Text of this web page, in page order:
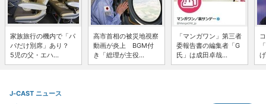
家族旅行の機内で「パ
パだけ別席」あり？
5児の父・エハ...
高市首相の被災地視察
動画が炎上 BGM付
き「総理が主役...
「マンガワン」第三者
委報告書の編集者「G
氏」は成田卓哉...
J-CAST ニュース